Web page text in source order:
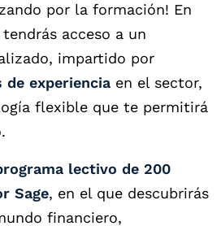
por la formación! En
tendrás acceso a un
impartido por
de experiencia en el sector,
flexible que te permitirá
lectivo de 200
Sage, en el que descubrirás
financiero,